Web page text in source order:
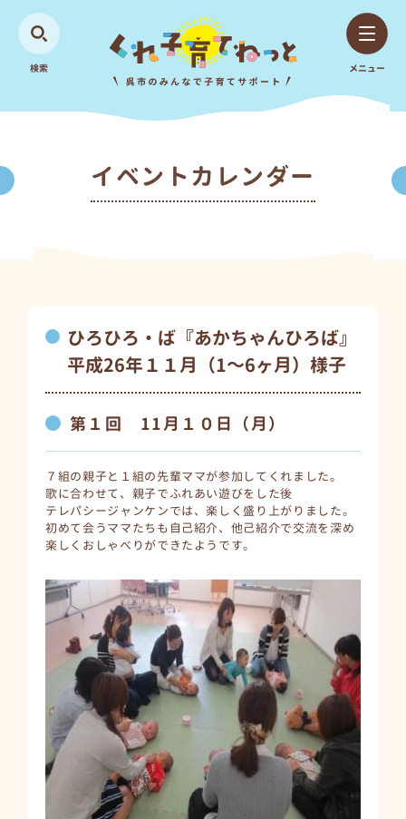
検索 メニュー
イベントカレンダー
ひろひろ・ば『あかちゃんひろば』
平成26年１１月（1～6ヶ月）様子
第１回 11月１０日（月）
７組の親子と１組の先輩ママが参加してくれました。
歌に合わせて、親子でふれあい遊びをした後
テレパシージャンケンでは、楽しく盛り上がりました。
初めて会うママたちも自己紹介、他己紹介で交流を深め
楽しくおしゃべりができたようです。